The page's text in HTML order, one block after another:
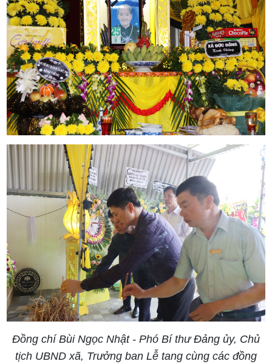
Đồng chí Bùi Ngọc Nhật - Phó Bí thư Đảng ủy, Chủ
tịch UBND xã, Trưởng ban Lễ tang cùng các đồng